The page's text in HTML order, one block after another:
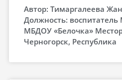
Автор: Тимаргалеева
Должность: воспитатель
МБДОУ «Белочка»
Черногорск, Республика